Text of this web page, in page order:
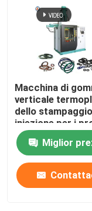
Macchina di
verticale
dello
iniezione per i
di NBR
Miglior